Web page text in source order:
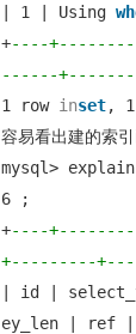
| 1 | Using
+----
------
1 row inset,
容易看出建的索
mysql> explain
6 ;
+----
+---------
| id |
ey_len | ref |